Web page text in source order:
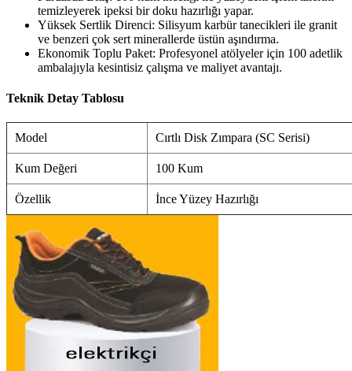
temizleyerek ipeksi bir doku hazırlığı yapar.
Yüksek Sertlik Direnci: Silisyum karbür tanecikleri ile granit
ve benzeri çok sert minerallerde üstün aşındırma.
Ekonomik Toplu Paket: Profesyonel atölyeler için 100 adetlik
ambalajıyla kesintisiz çalışma ve maliyet avantajı.
Teknik Detay Tablosu
Model Cırtlı Disk Zımpara (SC Serisi)
Kum Değeri 100 Kum
Özellik İnce Yüzey Hazırlığı